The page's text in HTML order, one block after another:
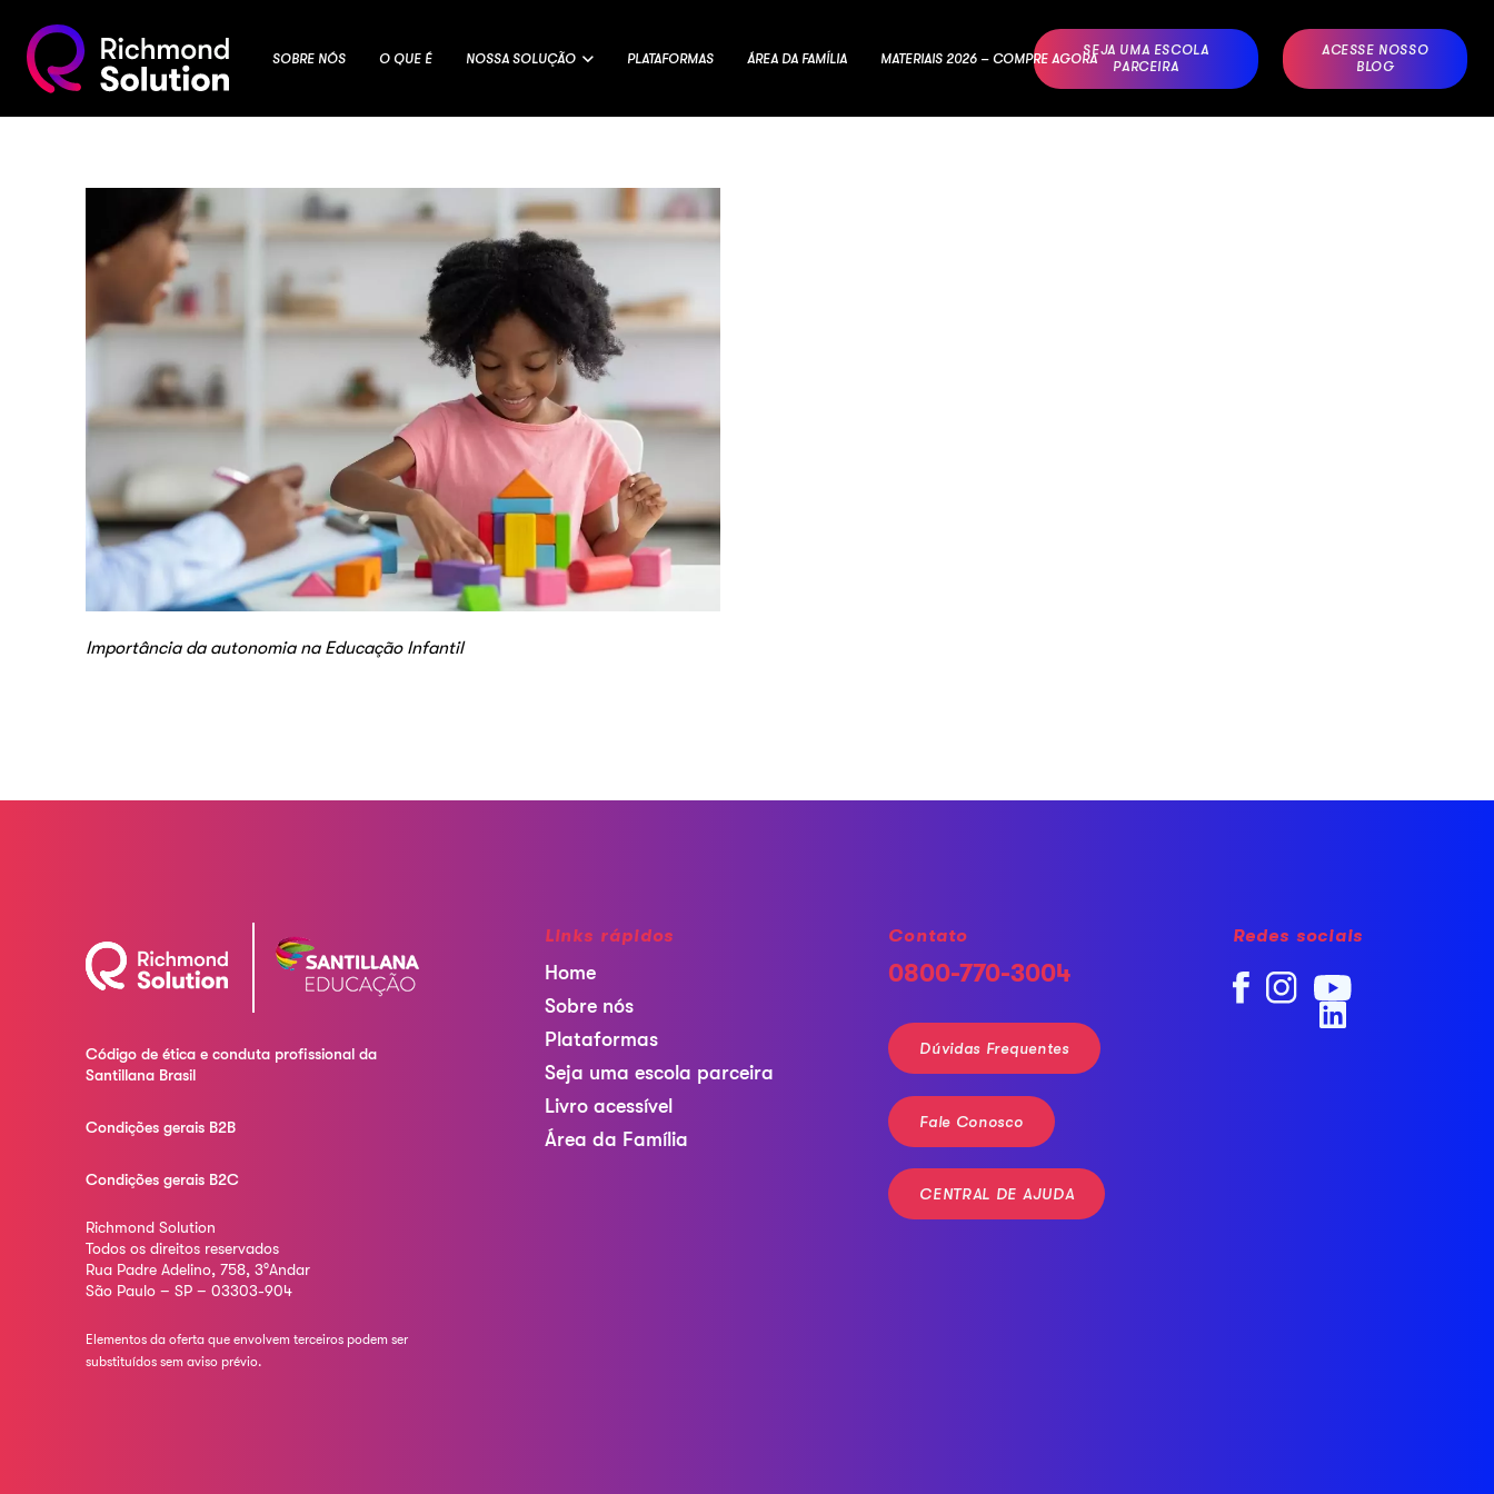
SOBRE NÓS O QUE É NOSSA SOLUÇÃO PLATAFORMAS ÁREA DA FAMÍLIA MATERIAIS 2026 – COMPRE AGORA
SEJA UMA ESCOLA
PARCEIRA
ACESSE NOSSO
BLOG
Importância da autonomia na Educação Infantil
Código de ética e conduta profissional da
Santillana Brasil
Condições gerais B2B
Condições gerais B2C
Richmond Solution
Todos os direitos reservados
Rua Padre Adelino, 758, 3°Andar
São Paulo – SP – 03303-904
Elementos da oferta que envolvem terceiros podem ser
substituídos sem aviso prévio.
Links rápidos
Home
Sobre nós
Plataformas
Seja uma escola parceira
Livro acessível
Área da Família
Contato
0800-770-3004
Dúvidas Frequentes
Fale Conosco
CENTRAL DE AJUDA
Redes sociais